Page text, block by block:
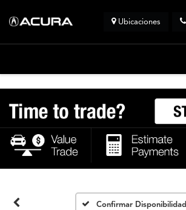
Ubicaciones
Confirmar Disponibilidad